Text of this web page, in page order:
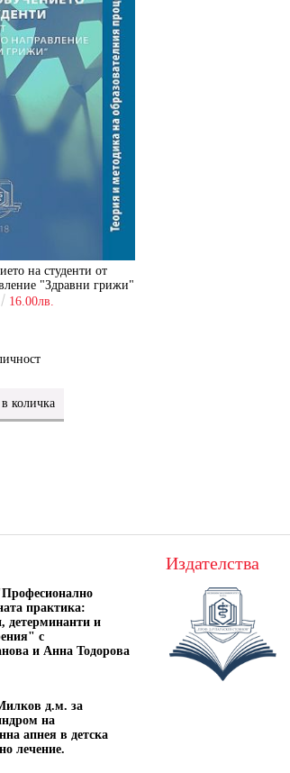
на студенти от
"Здравни грижи"
16.00лв.
Професионално
практика:
детерминанти и
с
и Анна Тодорова
д.м. за
на
апнея в детска
лечение.
Издателства